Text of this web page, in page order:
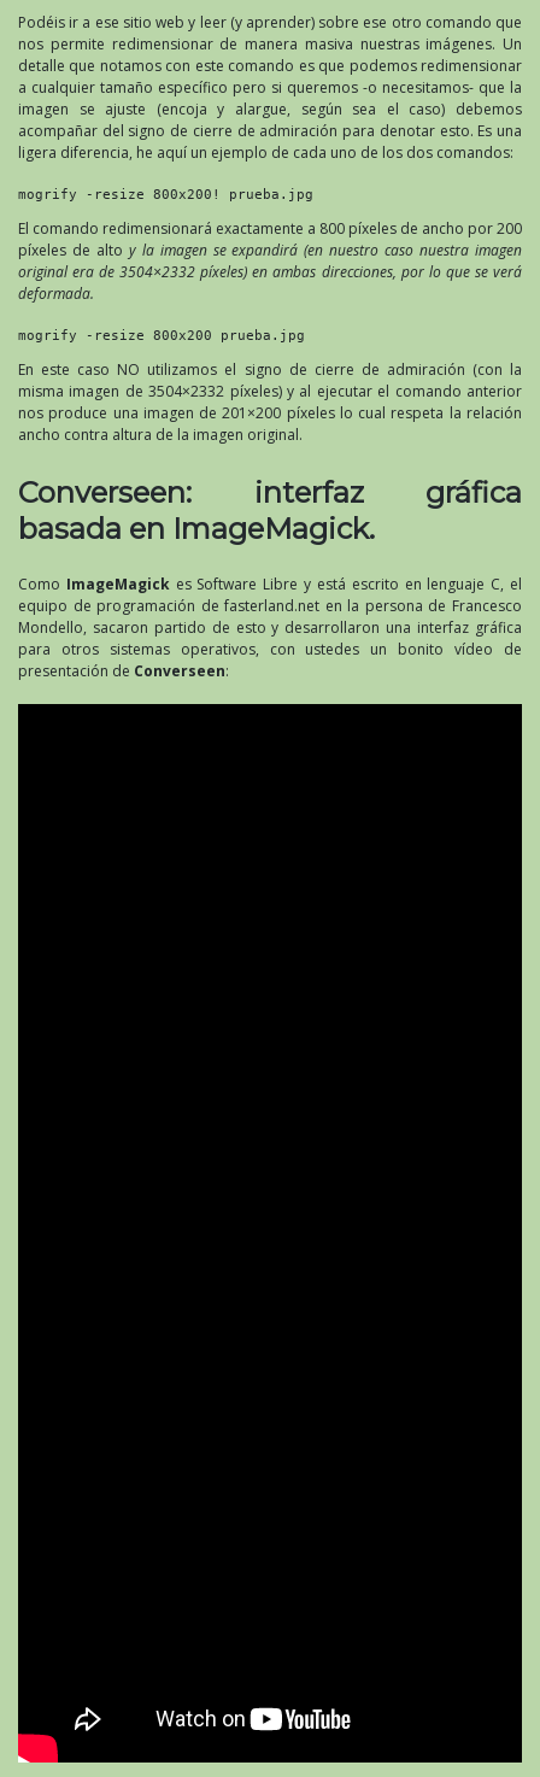
Podéis ir a ese sitio web y leer (y aprender) sobre ese otro comando que
nos permite redimensionar de manera masiva nuestras imágenes. Un
detalle que notamos con este comando es que podemos redimensionar
a cualquier tamaño específico pero si queremos -o necesitamos- que la
imagen se ajuste (encoja y alargue, según sea el caso) debemos
acompañar del signo de cierre de admiración para denotar esto. Es una
ligera diferencia, he aquí un ejemplo de cada uno de los dos comandos:
mogrify -resize 800x200! prueba.jpg
El comando redimensionará exactamente a 800 píxeles de ancho por 200
píxeles de alto y la imagen se expandirá (en nuestro caso nuestra imagen
original era de 3504×2332 píxeles) en ambas direcciones, por lo que se verá
deformada.
mogrify -resize 800x200 prueba.jpg
En este caso NO utilizamos el signo de cierre de admiración (con la
misma imagen de 3504×2332 píxeles) y al ejecutar el comando anterior
nos produce una imagen de 201×200 píxeles lo cual respeta la relación
ancho contra altura de la imagen original.
Converseen: interfaz gráfica
basada en ImageMagick.
Como ImageMagickes Software Libre y está escrito en lenguaje C, el
equipo de programación de fasterland.net en la persona de Francesco
Mondello, sacaron partido de esto y desarrollaron una interfaz gráfica
para otros sistemas operativos, con ustedes un bonito vídeo de
presentación de Converseen: